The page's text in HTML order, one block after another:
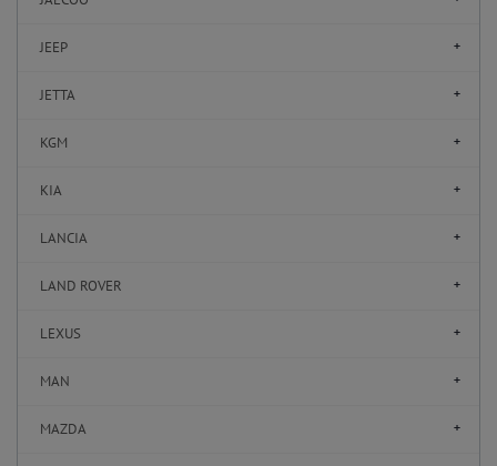
JEEP
JETTA
KGM
KIA
LANCIA
LAND ROVER
LEXUS
MAN
MAZDA